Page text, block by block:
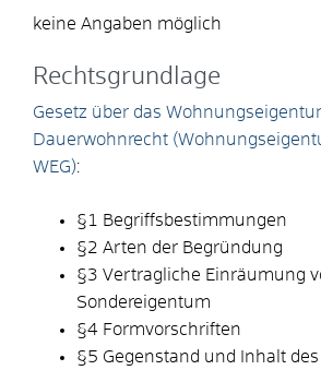
keine Angaben möglich
Rechtsgrundlage
Gesetz über das
Dauerwohnrecht
WEG):
§1 Begriffsbestimmungen
§2 Arten der Begründung
§3 Vertragliche Einräumung
Sondereigentum
§4 Formvorschriften
§5 Gegenstand und Inhalt des